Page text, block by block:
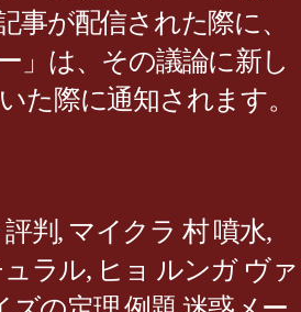
事が配信された際に、
」は、その議論に新し
た際に通知されます。
判, マイクラ 村 噴水,
ュラル, ヒョ ルンガ ヴァ